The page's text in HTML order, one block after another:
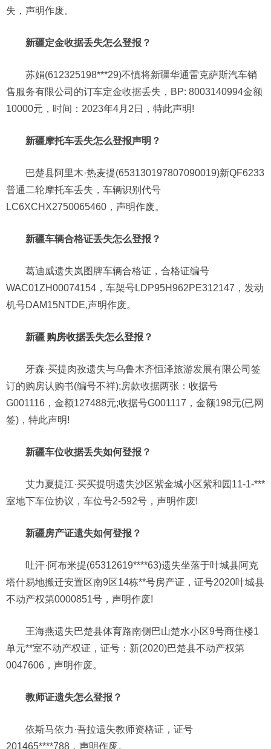
失，声明作废。
新疆定金收据丢失怎么登报？
苏娟(612325198***29)不慎将新疆华通雷克萨斯汽车销
售服务有限公司的订车定金收据丢失，BP: 8003140994金额
10000元，时间：2023年4月2日，特此声明!
新疆摩托车丢失怎么登报声明？
巴楚县阿里木·热麦提(653130197807090019)新QF6233
普通二轮摩托车丢失，车辆识别代号
LC6XCHX2750065460，声明作废。
新疆车辆合格证丢失怎么登报？
葛迪威遗失岚图牌车辆合格证，合格证编号
WAC01ZH00074154，车架号LDP95H962PE312147，发动
机号DAM15NTDE,声明作废。
新疆 购房收据丢失怎么登报？
牙森·买提肉孜遗失与乌鲁木齐恒泽旅游发展有限公司签
订的购房认购书(编号不祥);房款收据两张：收据号
G001116，金额127488元;收据号G001117，金额198元(已网
签)，特此声明!
新疆车位收据丢失如何登报？
艾力夏提江·买买提明遗失沙区紫金城小区紫和园11-1-***
室地下车位协议，车位号2-592号，声明作废!
新疆房产证遗失如何登报？
吐汗·阿布米提(65312619****63)遗失坐落于叶城县阿克
塔什易地搬迁安置区南9区14栋**号房产证，证号2020叶城县
不动产权第0000851号，声明作废!
王海燕遗失巴楚县体育路南侧巴山楚水小区9号商住楼1
单元**室不动产权证，证号：新(2020)巴楚县不动产权第
0047606，声明作废。
教师证遗失怎么登报？
依斯马依力·吾拉遗失教师资格证，证号
201465****788，声明作废。